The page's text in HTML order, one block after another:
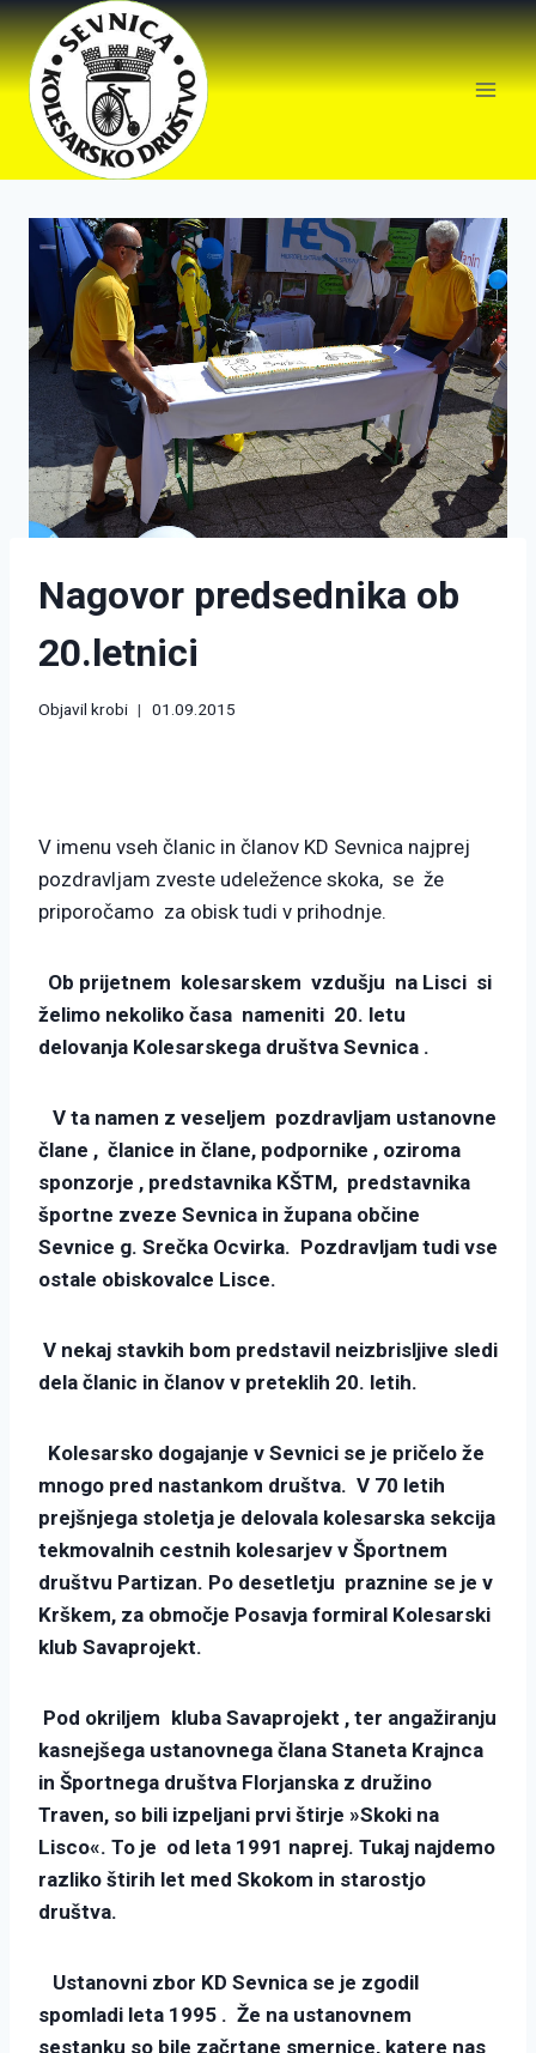
Nagovor predsednika ob
20.letnici
Objavil krobi 01.09.2015
V imenu vseh članic in članov KD Sevnica najprej
pozdravljam zveste udeležence skoka, se že
priporočamo za obisk tudi v prihodnje.
Ob prijetnem kolesarskem vzdušju na Lisci si
želimo nekoliko časa nameniti 20. letu
delovanja Kolesarskega društva Sevnica .
V ta namen z veseljem pozdravljam ustanovne
člane , članice in člane, podpornike , oziroma
sponzorje , predstavnika KŠTM, predstavnika
športne zveze Sevnica in župana občine
Sevnice g. Srečka Ocvirka. Pozdravljam tudi vse
ostale obiskovalce Lisce.
V nekaj stavkih bom predstavil neizbrisljive sledi
dela članic in članov v preteklih 20. letih.
Kolesarsko dogajanje v Sevnici se je pričelo že
mnogo pred nastankom društva. V 70 letih
prejšnjega stoletja je delovala kolesarska sekcija
tekmovalnih cestnih kolesarjev v Športnem
društvu Partizan. Po desetletju praznine se je v
Krškem, za območje Posavja formiral Kolesarski
klub Savaprojekt.
Pod okriljem kluba Savaprojekt , ter angažiranju
kasnejšega ustanovnega člana Staneta Krajnca
in Športnega društva Florjanska z družino
Traven, so bili izpeljani prvi štirje »Skoki na
Lisco«. To je od leta 1991 naprej. Tukaj najdemo
razliko štirih let med Skokom in starostjo
društva.
Ustanovni zbor KD Sevnica se je zgodil
spomladi leta 1995 . Že na ustanovnem
sestanku so bile začrtane smernice, katere nas